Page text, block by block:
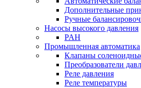
Дополнительные
Ручные
Насосы высокого давления
PAH
Промышленная автоматика
Клапаны
Преобразователи
Реле давления
Реле температуры